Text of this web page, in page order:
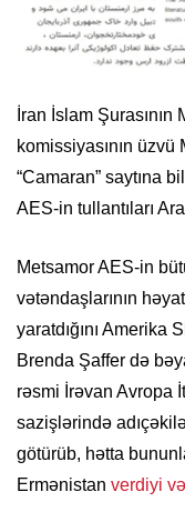
İran İslam
komissiyasının
“Camaran” saytına
AES-in tullantıları
Metsamor AES-in
vətəndaşlarının
yaratdığını Amerika
Brenda Şaffer də
rəsmi İrəvan Avropa
sazişlərində
götürüb, hətta
Ermənistan verdiyi